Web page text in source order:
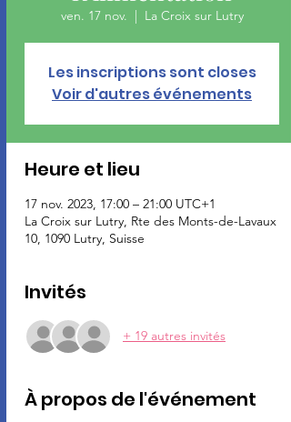
ven. 17 nov.
  |
La Croix sur Lutry
Les inscriptions sont closes
Voir d'autres événements
Heure et lieu
17 nov. 2023, 17:00 – 21:00 UTC+1
La Croix sur Lutry, Rte des Monts-de-Lavaux
10, 1090 Lutry, Suisse
Invités
+ 19 autres invités
À propos de l'événement